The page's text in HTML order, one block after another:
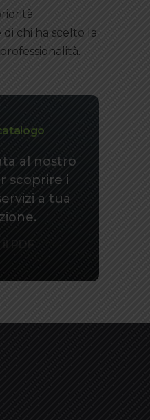
chi ha scelto la
al nostro
scoprire i
a tua
PDF